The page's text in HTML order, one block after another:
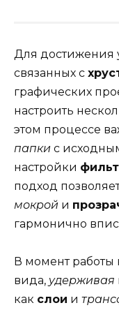
Для достижения
связанных с
графических
настроить
этом процессе
папки с
настройки
подход
мокрой и
гармонично
В момент работы
вида, удерживая
как слои и